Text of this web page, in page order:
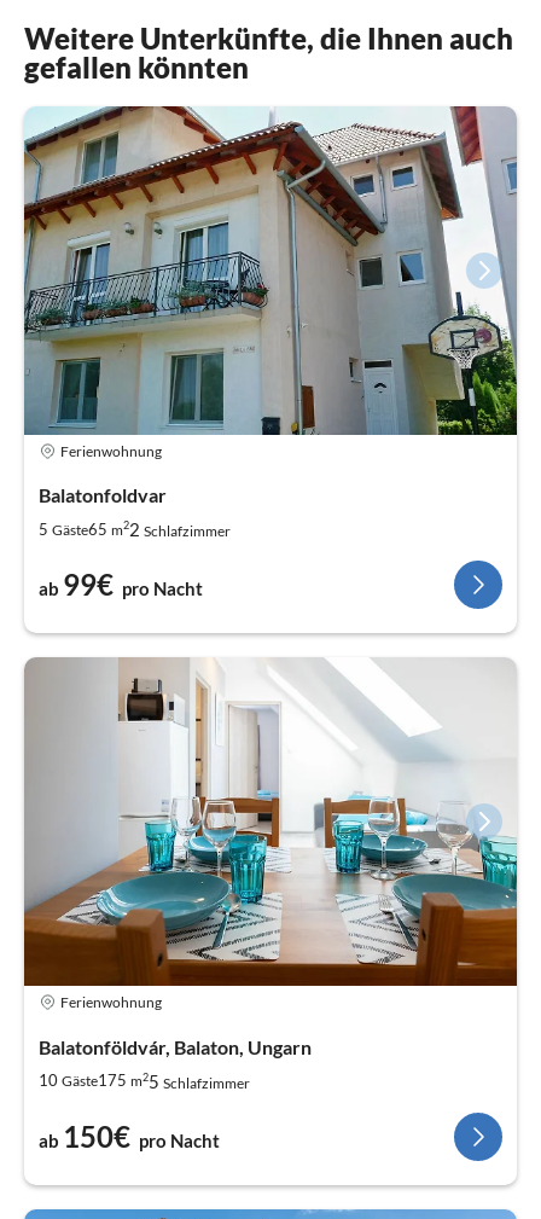
Weitere Unterkünfte, die Ihnen auch
gefallen könnten
Ferienwohnung
Balatonfoldvar
5 Gäste65 m22 Schlafzimmer
ab 99€ pro Nacht
Ferienwohnung
Balatonföldvár, Balaton, Ungarn
10 Gäste175 m25 Schlafzimmer
ab 150€ pro Nacht